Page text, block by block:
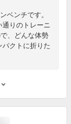
ベンチです。
りのトレーニ
、どんな体勢
クトに折りた